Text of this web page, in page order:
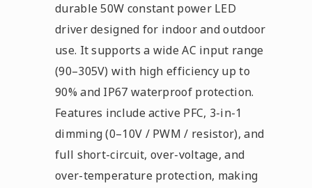
durable 50W constant power LED
driver designed for indoor and outdoor
use. It supports a wide AC input range
(90–305V) with high efficiency up to
90% and IP67 waterproof protection.
Features include active PFC, 3-in-1
dimming (0–10V / PWM / resistor), and
full short-circuit, over-voltage, and
over-temperature protection, making